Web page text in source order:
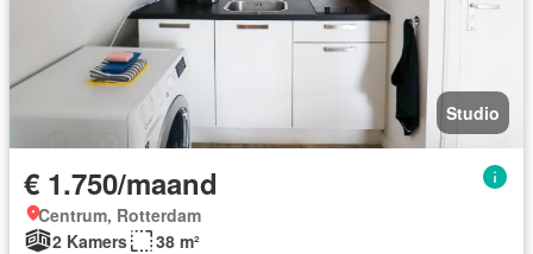
Studio
€ 1.750/maand
Centrum, Rotterdam
2 Kamers
38 m²